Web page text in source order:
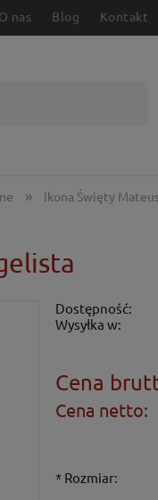
O nas Blog Kontakt
» Ikona Święty
Dostępność:
Wysyłka w:
Cena
Cena netto:
* Rozmiar: